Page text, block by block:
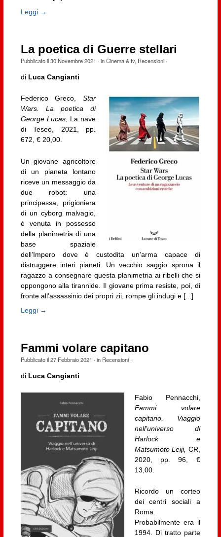
Leggi →
La poetica di Guerre stellari
Pubblicato il30 Novembre 2021 · inCinema & tv, Recensioni·
di Luca Cangianti
Federico Greco,Star
Wars. La poetica di
George Lucas, La nave
di Teseo, 2021, pp.
672, € 20,00.
Un giovane agricoltore
di un pianeta lontano
riceve un messaggio da
due robot: una
principessa, prigioniera
di un cyborg malvagio,
è venuta in possesso
della planimetria di una
base spaziale
dell’Impero dove è custodita un’arma capace di
distruggere interi pianeti. Un vecchio saggio sprona il
ragazzo a consegnare questa planimetria ai ribelli che si
oppongono alla tirannide. Il giovane prima resiste, poi, di
fronte all’assassinio dei propri zii, rompe gli indugi e [...]
Leggi →
Fammi volare capitano
Pubblicato il27 Febbraio 2021 · in Recensioni·
di Luca Cangianti
Fabio Pennacchi,
Fammi volare
capitano. Viaggio
nell’universo di
Harlock e
Matsumoto Leiji, CR,
2020, pp. 96, €
13,00.
Ricordo un corteo
dei centri sociali a
Roma.
Probabilmente era il
1994. Di tratto parte